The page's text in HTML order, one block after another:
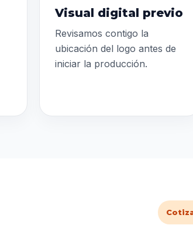
Visual digital previo
Revisamos contigo la
ubicación del logo antes de
iniciar la producción.